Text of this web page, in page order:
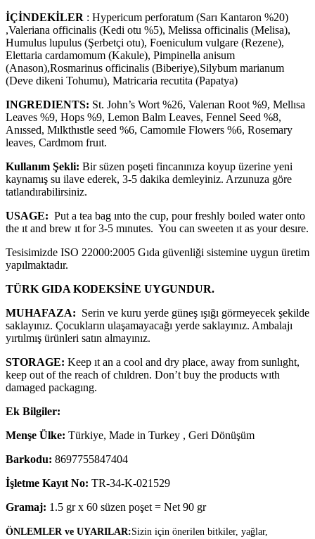
İÇİNDEKİLER : Hypericum perforatum (Sarı Kantaron %20)
,Valeriana officinalis (Kedi otu %5), Melissa officinalis (Melisa),
Humulus lupulus (Şerbetçi otu), Foeniculum vulgare (Rezene),
Elettaria cardamomum (Kakule), Pimpinella anisum
(Anason),Rosmarinus officinalis (Biberiye),Silybum marianum
(Deve dikeni Tohumu), Matricaria recutita (Papatya)
INGREDIENTS: St. John’s Wort %26, Valerıan Root %9, Mellısa
Leaves %9, Hops %9, Lemon Balm Leaves, Fennel Seed %8,
Anıssed, Mılkthıstle seed %6, Camomıle Flowers %6, Rosemary
leaves, Cardmom fruıt.
Kullanım Şekli: Bir süzen poşeti fincanınıza koyup üzerine yeni
kaynamış su ilave ederek, 3-5 dakika demleyiniz. Arzunuza göre
tatlandırabilirsiniz.
USAGE: Put a tea bag ınto the cup, pour freshly boıled water onto
the ıt and brew ıt for 3-5 mınutes. You can sweeten ıt as your desıre.
Tesisimizde ISO 22000:2005 Gıda güvenliği sistemine uygun üretim
yapılmaktadır.
TÜRK GIDA KODEKSİNE UYGUNDUR.
MUHAFAZA: Serin ve kuru yerde güneş ışığı görmeyecek şekilde
saklayınız. Çocukların ulaşamayacağı yerde saklayınız. Ambalajı
yırtılmış ürünleri satın almayınız.
STORAGE: Keep ıt an a cool and dry place, away from sunlıght,
keep out of the reach of chıldren. Don’t buy the products wıth
damaged packagıng.
Ek Bilgiler:
Menşe Ülke: Türkiye, Made in Turkey , Geri Dönüşüm
Barkodu: 8697755847404
İşletme Kayıt No: TR-34-K-021529
Gramaj: 1.5 gr x 60 süzen poşet = Net 90 gr
ÖNLEMLER ve UYARILAR:Sizin için önerilen bitkiler, yağlar,